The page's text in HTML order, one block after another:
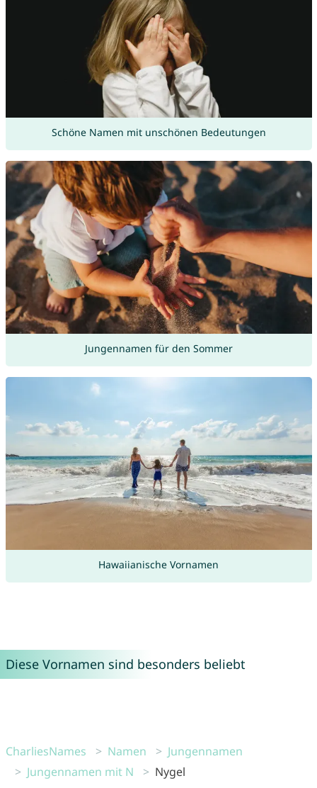
Schöne Namen mit unschönen Bedeutungen
Jungennamen für den Sommer
Hawaiianische Vornamen
Diese Vornamen sind besonders beliebt
CharliesNames Namen
Jungennamen
Jungennamen mit N
Nygel